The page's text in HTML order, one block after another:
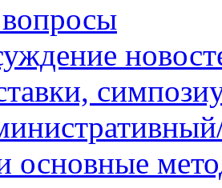
основные